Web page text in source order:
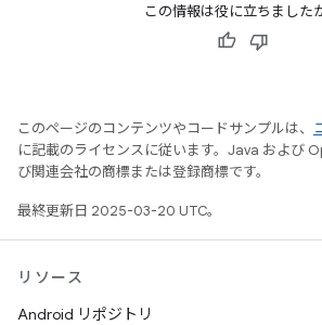
この情報は役に立ちました
このページのコンテンツやコードサンプルは、
に記載のライセンスに従います。Java および
び関連会社の商標または登録商標です。
最終更新日 2025-03-20 UTC。
リソース
Android リポジトリ